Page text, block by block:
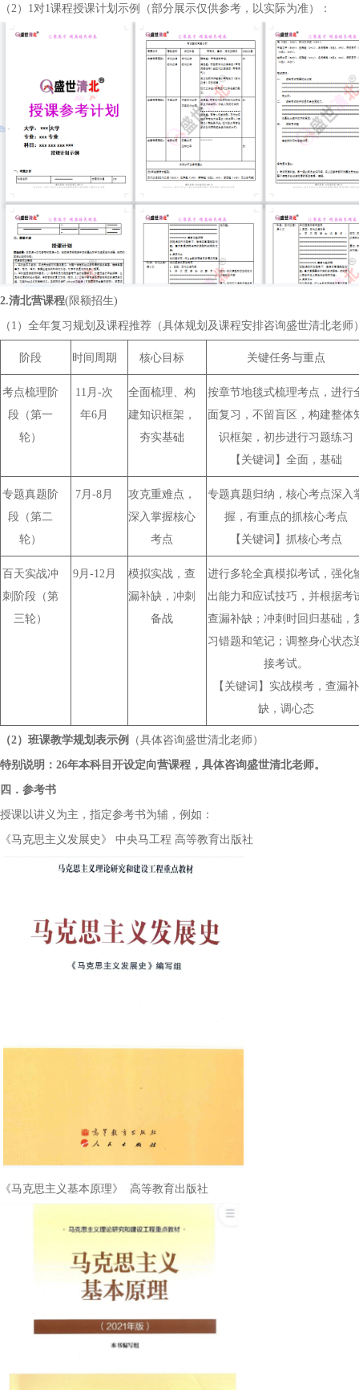
（2）1对1课程授课计划示例（部分展示仅供参考，以实际为准）：
2.清北营课程(限额招生)
（1） 全年复习规划及课程推荐（具体规划及课程安排咨询盛世清北老师
阶段 时间周期 核心目标 关键任务与重点
考点梳理阶
段 （第一
轮）
11 月 -次
年6月
全面梳理、 构
建知识框架，
夯实基础
按章节地毯式梳理考点，进行
面复习，不留盲区，构建整体
识框架，初步进行习题练习
【关键词】全面，基础
专题真题阶
段 （第二
轮）
7月 -8月
攻克重难点，
深入掌握核心
考点
专题真题归纳 ， 核心考点深入
握，有重点的抓核心考点
【关键词】抓核心考点
百天实战冲
刺阶段 （第
三轮）
9月 -12月
模拟实战，查
漏补缺， 冲刺
备战
进行多轮全真模拟考试，强化
出能力和应试技巧，并根据考
查漏补缺；冲刺时回归基础，
习错题和笔记；调整身心状态
接考试。
【关键词】实战模考，查漏补
缺，调心态
（2）班课教学规划表示例 （具体咨询盛世清北老师 ）
特别说明： 26年本科目开设定向营课程， 具体咨询盛世清北老师。
四．参考书
授课以讲义为主，指定参考书为辅， 例如 ：
《马克思主义发展史》 中央马工程 高等教育出版社
《马克思主义基本原理》 高等教育出版社